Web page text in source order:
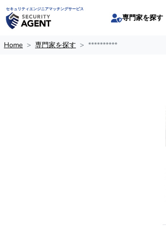
セキュリティエンジニアマッチングサービス
専門家を探す
Home 専門家を探す **********